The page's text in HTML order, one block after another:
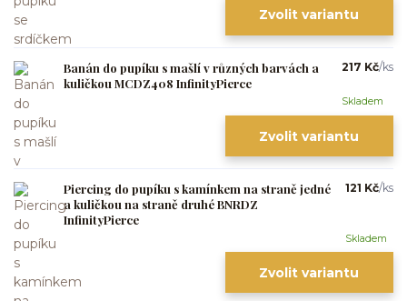
Zvolit variantu
Banán do pupíku s mašlí v různých barvách a
kuličkou MCDZ408 InfinityPierce
217 Kč/ks
Skladem
Zvolit variantu
Piercing do pupíku s kamínkem na straně jedné
a kuličkou na straně druhé BNRDZ
InfinityPierce
121 Kč/ks
Skladem
Zvolit variantu